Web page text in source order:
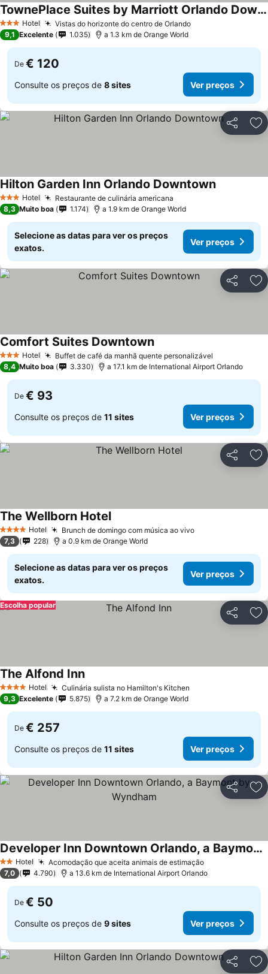
3 EstrelasHotel Vistas do horizonte do centro de OrlandoVer preços
TownePlace Suites by Marriott Orlando Downtown
Ver preços
9,1 Excelente 1.035 a 1.3 km de Orange World
De € 120
Consulte os preços de 8 sites Ver preços
Partilhar
3 EstrelasHotel Restaurante de culinária americana
Hilton Garden Inn Orlando DowntownVer preços
8,3 Muito boa 1.174 a 1.9 km de Orange World
Selecione as datas para ver os preços
exatos.
Ver preços
Partilhar
3 EstrelasHotel Buffet de café da manhã quente personalizável
Comfort Suites DowntownVer preços
8,4 Muito boa 3.330 a 17.1 km de International Airport Orlando
De € 93
Consulte os preços de 11 sites Ver preços
Partilhar
4 EstrelasHotel Brunch de domingo com música ao vivoVer preços
The Wellborn HotelVer preços
7,3 228 a 0.9 km de Orange World
Selecione as datas para ver os preços
exatos.
Ver preços
Partilhar
Escolha popular
4 EstrelasHotel Culinária sulista no Hamilton's Kitchen
The Alfond InnVer preços
9,3 Excelente 5.875 a 7.2 km de Orange World
De € 257
Consulte os preços de 11 sites Ver preços
Partilhar
2 Estrelas
Hotel Acomodação que aceita animais de estimaçãoVer preços
Developer Inn Downtown Orlando, a Baymont by Wyndham
Ver preços
7,0 4.790 a 13.6 km de International Airport Orlando
De € 50
Consulte os preços de 9 sites Ver preços
Partilhar